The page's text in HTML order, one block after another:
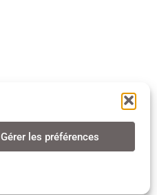
Gérer les préférences